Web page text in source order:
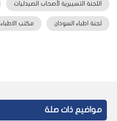
اللجنة التسييرية لأصحاب الصيدليات
لجنة اطباء السودان مكتب
مواضيع ذات صلة